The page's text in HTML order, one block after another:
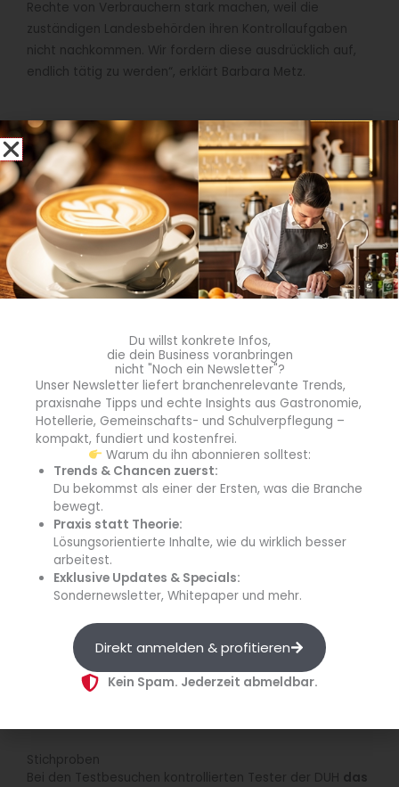
Rechte von Verbrauchern stark machen, weil die
zuständigen Landesbehörden ihren Kontrollaufgaben
nicht nachkommen. Wir fordern diese ausdrücklich auf,
endlich tätig zu werden“, erklärt Barbara Metz.
„Es ist erschreckend, wie unverschämt
sich große Unternehmen über
Gesetze zum Schutz von Umwelt,
Barbara Metz,
Bundesgeschäftsführerin DUH
(Quelle: Stefan Wieland)
Stichproben
Bei den Testbesuchen kontrollierten Tester der DUH das
Du willst konkrete Infos,
die dein Business voranbringen
nicht "Noch ein Newsletter"?
Unser Newsletter liefert branchenrelevante Trends,
praxisnahe Tipps und echte Insights aus Gastronomie,
Hotellerie, Gemeinschafts- und Schulverpflegung –
kompakt, fundiert und kostenfrei.
Warum du ihn abonnieren solltest:
Trends & Chancen zuerst:
Du bekommst als einer der Ersten, was die Branche
bewegt.
Praxis statt Theorie:
Lösungsorientierte Inhalte, wie du wirklich besser
arbeitest.
Exklusive Updates & Specials:
Sondernewsletter, Whitepaper und mehr.
Direkt anmelden & profitieren
Kein Spam. Jederzeit abmeldbar.